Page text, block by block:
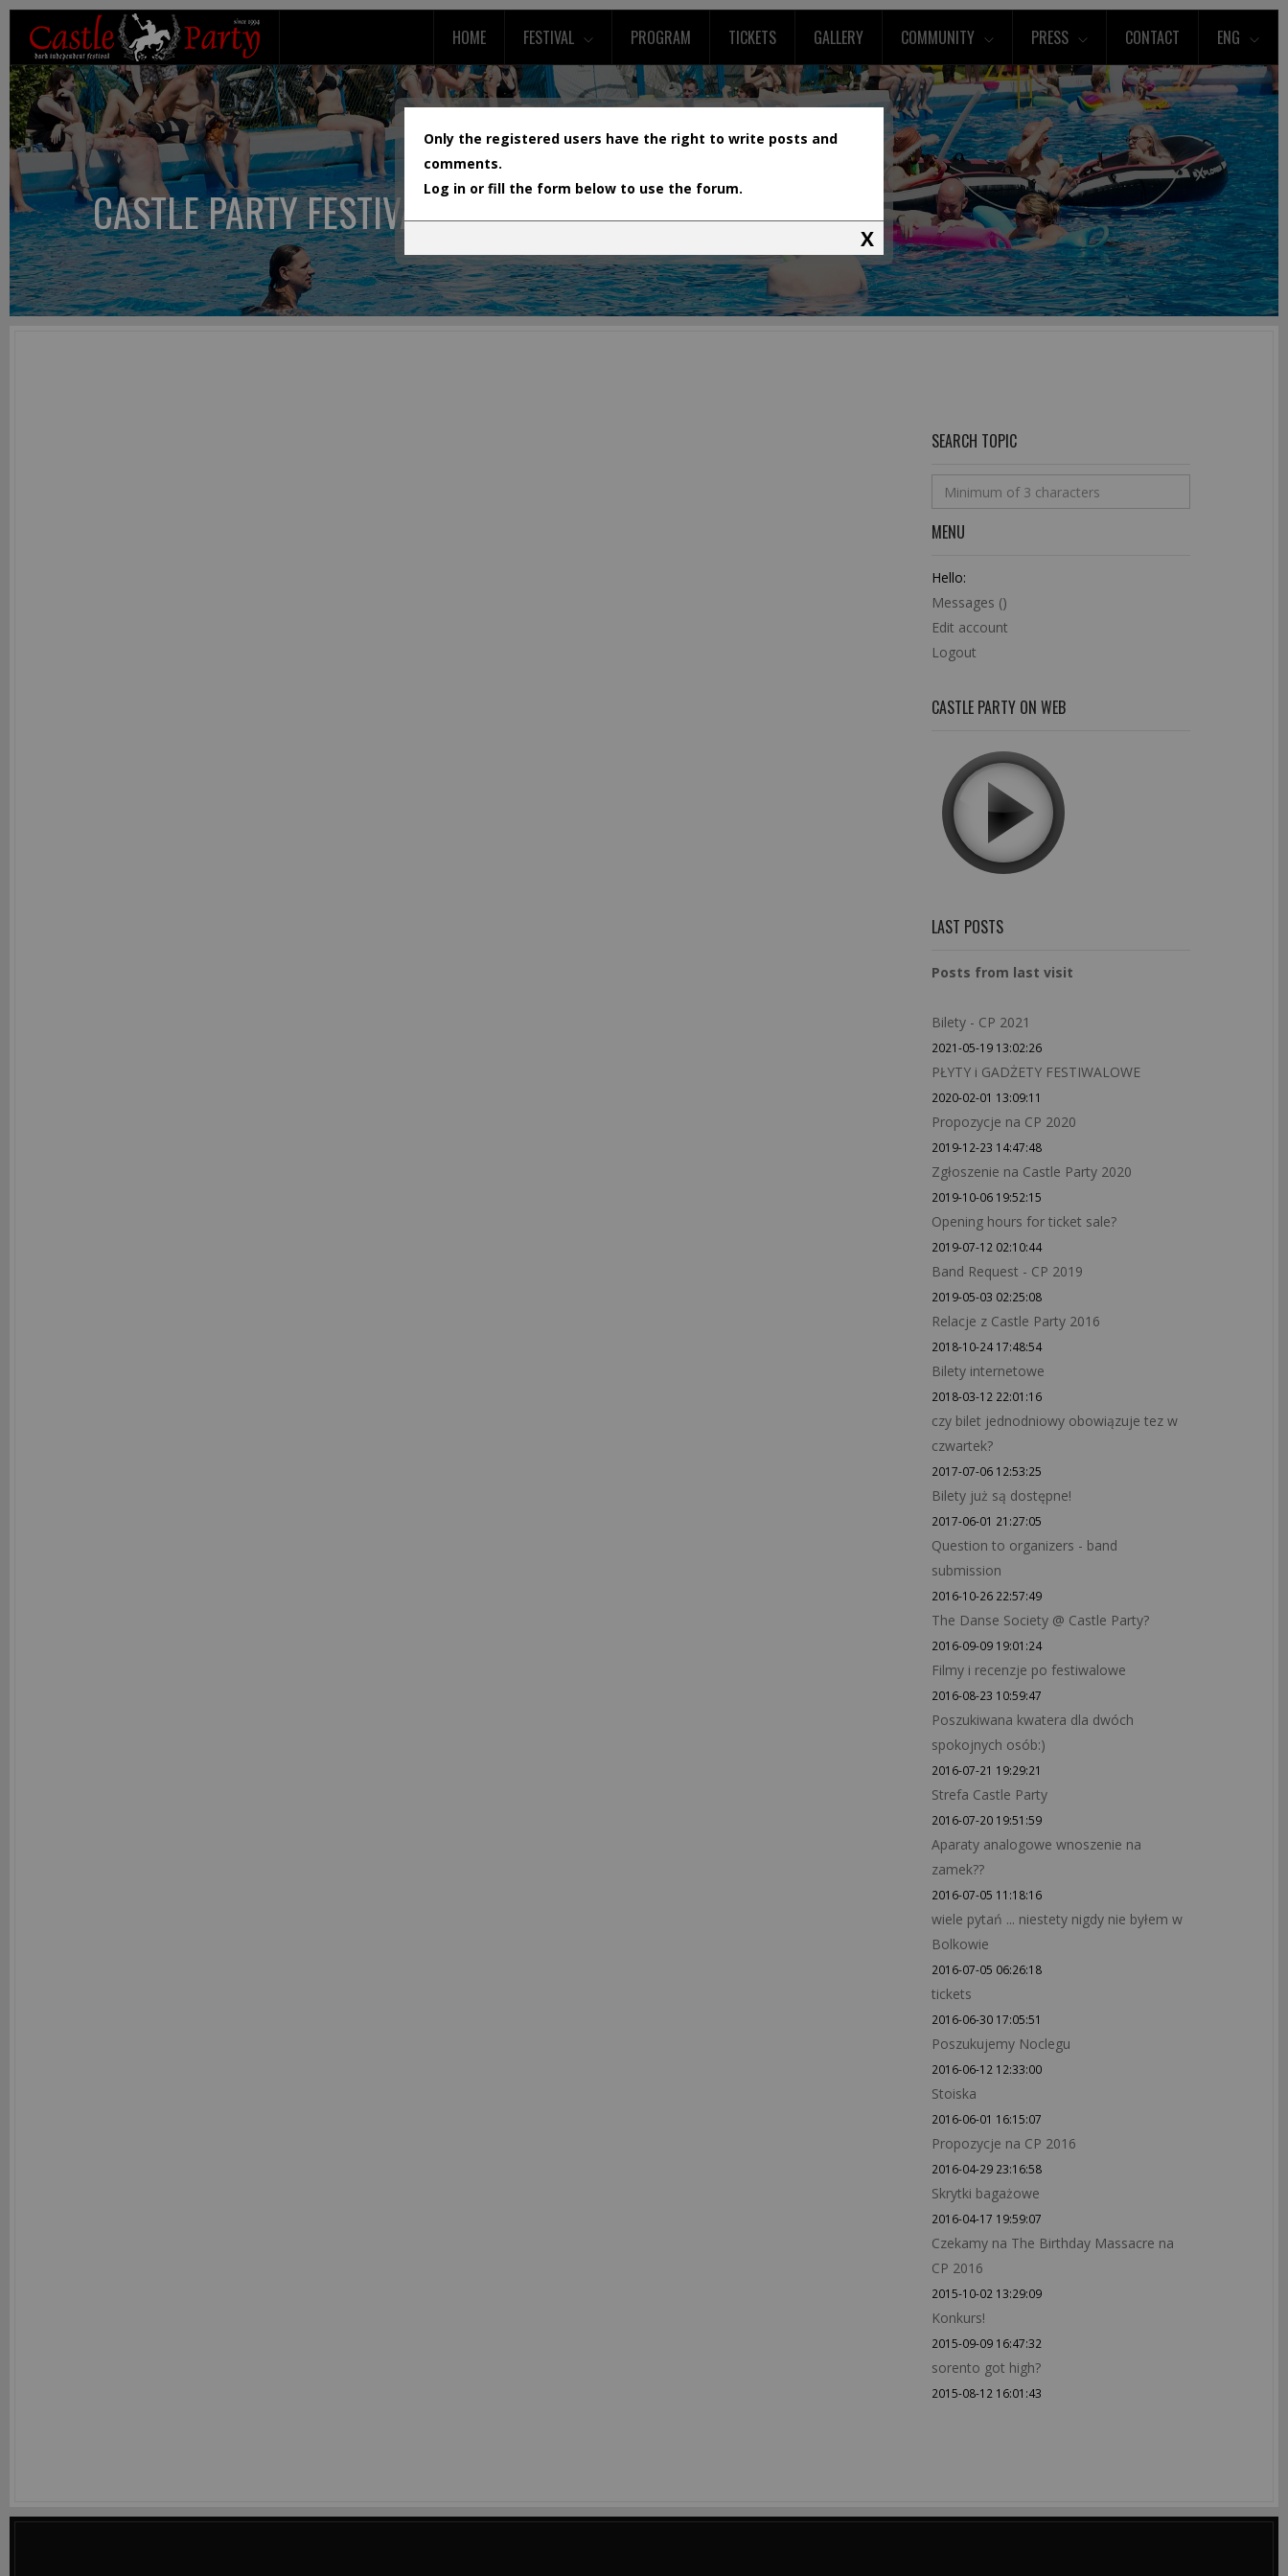
HOME FESTIVAL PROGRAM TICKETS GALLERY COMMUNITY PRESS CONTACT ENG
CASTLE PARTY FESTIVAL
SEARCH TOPIC
MENU
Hello:
Messages ()
Edit account
Logout
CASTLE PARTY ON WEB
LAST POSTS
Posts from last visit
Bilety - CP 2021
2021-05-19 13:02:26
PŁYTY i GADŻETY FESTIWALOWE
2020-02-01 13:09:11
Propozycje na CP 2020
2019-12-23 14:47:48
Zgłoszenie na Castle Party 2020
2019-10-06 19:52:15
Opening hours for ticket sale?
2019-07-12 02:10:44
Band Request - CP 2019
2019-05-03 02:25:08
Relacje z Castle Party 2016
2018-10-24 17:48:54
Bilety internetowe
2018-03-12 22:01:16
czy bilet jednodniowy obowiązuje tez w
czwartek?
2017-07-06 12:53:25
Bilety już są dostępne!
2017-06-01 21:27:05
Question to organizers - band
submission
2016-10-26 22:57:49
The Danse Society @ Castle Party?
2016-09-09 19:01:24
Filmy i recenzje po festiwalowe
2016-08-23 10:59:47
Poszukiwana kwatera dla dwóch
spokojnych osób:)
2016-07-21 19:29:21
Strefa Castle Party
2016-07-20 19:51:59
Aparaty analogowe wnoszenie na
zamek??
2016-07-05 11:18:16
wiele pytań ... niestety nigdy nie byłem w
Bolkowie
2016-07-05 06:26:18
tickets
2016-06-30 17:05:51
Poszukujemy Noclegu
2016-06-12 12:33:00
Stoiska
2016-06-01 16:15:07
Propozycje na CP 2016
2016-04-29 23:16:58
Skrytki bagażowe
2016-04-17 19:59:07
Czekamy na The Birthday Massacre na
CP 2016
2015-10-02 13:29:09
Konkurs!
2015-09-09 16:47:32
sorento got high?
2015-08-12 16:01:43
Only the registered users have the right to write posts and
comments.
Log in or fill the form below to use the forum.
X